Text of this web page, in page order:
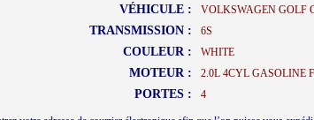
VÉHICULE : VOLKSWAGEN GOLF
TRANSMISSION : 6S
COULEUR : WHITE
MOTEUR : 2.0L 4CYL GASOLINE
PORTES : 4